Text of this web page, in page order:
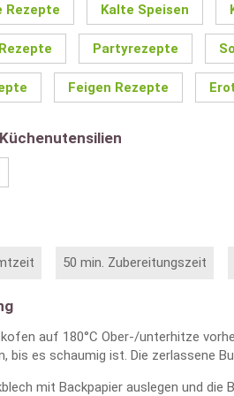
Rezepte Kalte Speisen
Partyrezepte
Feigen Rezepte
50 min. Zubereitungszeit
auf 180°C Ober-/unterhitze
bis es schaumig ist. Die zerlassene
mit Backpapier auslegen und